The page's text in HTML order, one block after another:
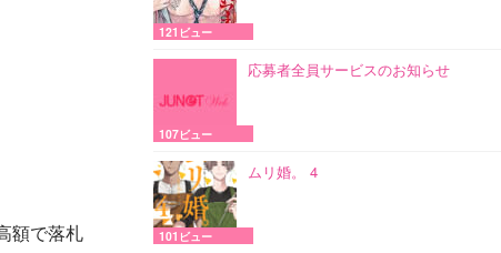
額で落札
121ビュー
応募者全員サービスのお知らせ
107ビュー
ムリ婚。 4
101ビュー